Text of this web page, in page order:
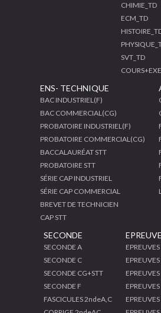
CHIMIE_TD
ECM_TD
SVT_TD
ENS- TECHNIQUE
BAC INDUSTRIEL(F)
BAC COMMERCIAL(CG)
PROBATOIRE INDUSTRIEL(F)
PROBATOIRE COMMERCIAL(CG)
BACCALAURÉAT STT
PROBATOIRE STT
SÉRIE CAP INDUSTRIEL
SÉRIE CAP COMMERCIAL
BREVET DE TECHNICIEN
CAP STT
SECONDE
SECONDE A
SECONDE C
SECONDE CG+STT
SECONDE F
FASCICULES 2ndeA,C